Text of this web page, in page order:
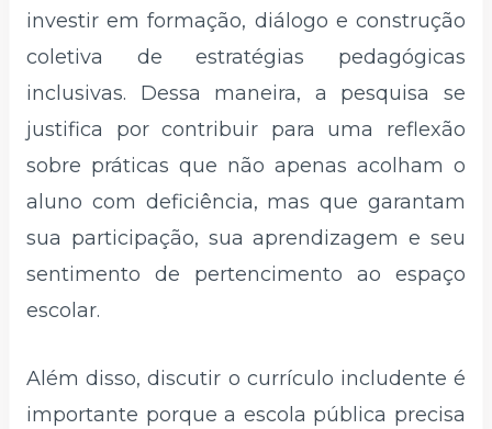
investir em formação, diálogo e construção
coletiva de estratégias pedagógicas
inclusivas. Dessa maneira, a pesquisa se
justifica por contribuir para uma reflexão
sobre práticas que não apenas acolham o
aluno com deficiência, mas que garantam
sua participação, sua aprendizagem e seu
sentimento de pertencimento ao espaço
escolar.
Além disso, discutir o currículo includente é
importante porque a escola pública precisa